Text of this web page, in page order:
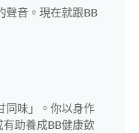
聲音。現在就跟BB
同味」。你以身作
助養成BB健康飲